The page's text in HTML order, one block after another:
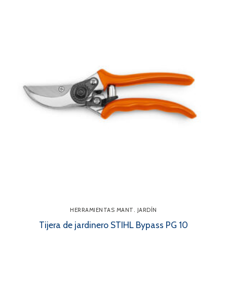
HERRAMIENTAS MANT. JARDÍN
Tijera de jardinero STIHL Bypass PG 10